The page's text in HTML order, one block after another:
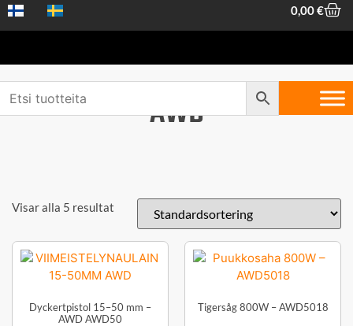
0,00€
AWD
Visar alla 5 resultat
Dyckertpistol 15–50 mm –
AWD AWD50
Tigersåg 800W – AWD5018